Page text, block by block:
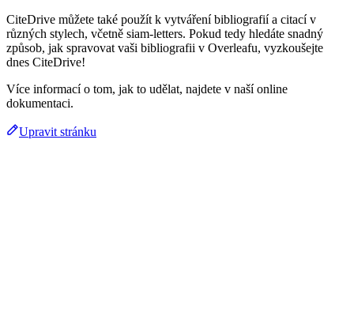
CiteDrive můžete také použít k vytváření bibliografií a citací v
různých stylech, včetně siam-letters. Pokud tedy hledáte snadný
způsob, jak spravovat vaši bibliografii v Overleafu, vyzkoušejte
dnes CiteDrive!
Více informací o tom, jak to udělat, najdete v naší online
dokumentaci.
Upravit stránku